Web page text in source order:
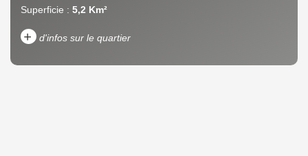
Superficie : 5,2 Km²
+ d'infos sur le quartier